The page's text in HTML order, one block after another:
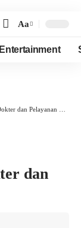
Font
Resizer
Aa
Entertainment
dan Pelayanan RSDP
dan